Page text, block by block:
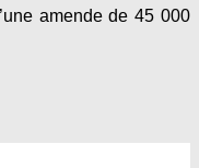
amende de 45 000